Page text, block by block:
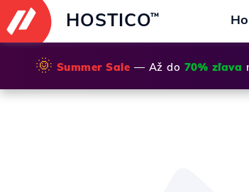
HOSTICO™
🌞 Summer Sale — Až do 70% zľava